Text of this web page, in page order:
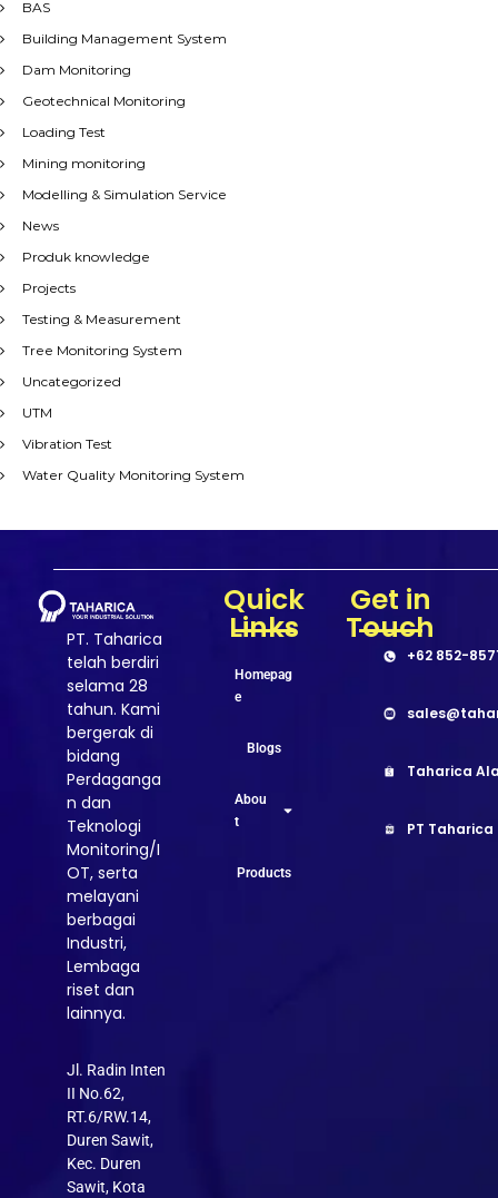
BAS
Building Management System
Dam Monitoring
Geotechnical Monitoring
Loading Test
Mining monitoring
Modelling & Simulation Service
News
Produk knowledge
Projects
Testing & Measurement
Tree Monitoring System
Uncategorized
UTM
Vibration Test
Water Quality Monitoring System
PT. Taharica
telah berdiri
selama 28
tahun. Kami
bergerak di
bidang
Perdaganga
n dan
Teknologi
Monitoring/I
OT, serta
melayani
berbagai
Industri,
Lembaga
riset dan
lainnya.
Jl. Radin Inten
II No.62,
RT.6/RW.14,
Duren Sawit,
Kec. Duren
Sawit, Kota
Quick
Links
Homepag
e
Blogs
Abou
t
Products
Get in
Touch
+62 852-
Taharica
PT Taharica